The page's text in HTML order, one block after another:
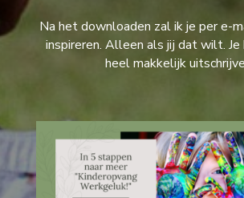
Na het downloaden zal ik je per e-
inspireren. Alleen als jij dat wilt.
heel makkelijk